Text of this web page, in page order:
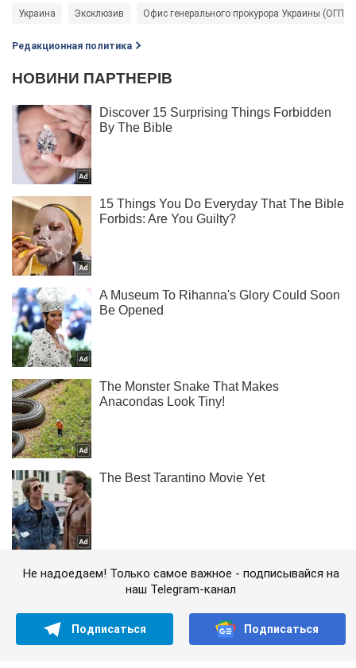
Украина Эксклюзив Офис генерального прокурора Украины (ОГП)
Редакционная политика
Не надоедаем! Только самое важное - подписывайся на
наш Telegram-канал
Подписаться Подписаться